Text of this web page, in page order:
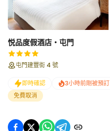
悦品度假酒店‧屯門
屯門建豐街 4 號
即時確認 3小時前剛被預訂
免費取消